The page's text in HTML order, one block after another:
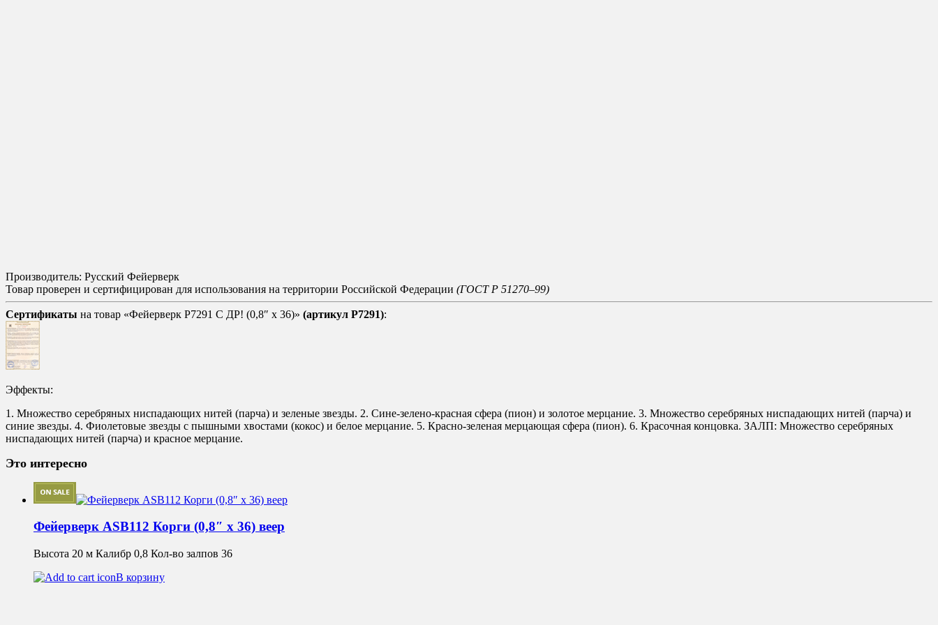
Производитель: Русский Фейерверк
Товар проверен и сертифицирован для использования на территории Российской Федерации (ГОСТ Р 51270–99)
Сертификаты на товар «Фейерверк Р7291 С ДР! (0,8″ х 36)» (артикул Р7291):
Эффекты:
1. Множество серебряных ниспадающих нитей (парча) и зеленые звезды. 2. Сине-зелено-красная сфера (пион) и золотое мерцание. 3. Множество серебряных ниспадающих нитей (парча) и
синие звезды. 4. Фиолетовые звезды с пышными хвостами (кокос) и белое мерцание. 5. Красно-зеленая мерцающая сфера (пион). 6. Красочная концовка. ЗАЛП: Множество серебряных
ниспадающих нитей (парча) и красное мерцание.
Это интересно
Фейерверк ASB112 Корги (0,8″ х 36) веер
Высота 20 м Калибр 0,8 Кол-во залпов 36
В корзину